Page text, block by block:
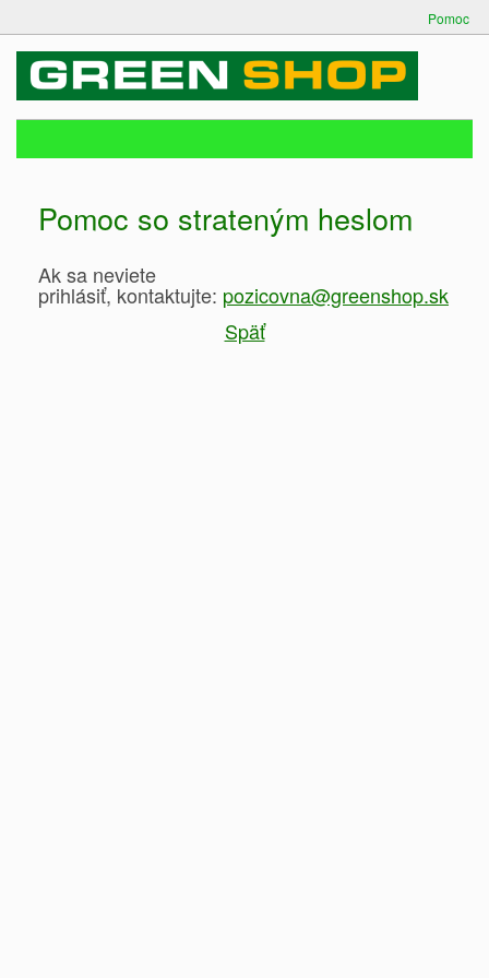
Pomoc
Pomoc so strateným heslom
Ak sa neviete
prihlásiť, kontaktujte: pozicovna@greenshop.sk
Späť